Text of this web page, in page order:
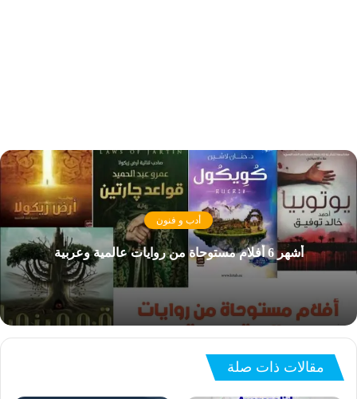
أدب و فنون
أشهر 6 أفلام مستوحاة من روايات عالمية وعربية
مقالات ذات صلة